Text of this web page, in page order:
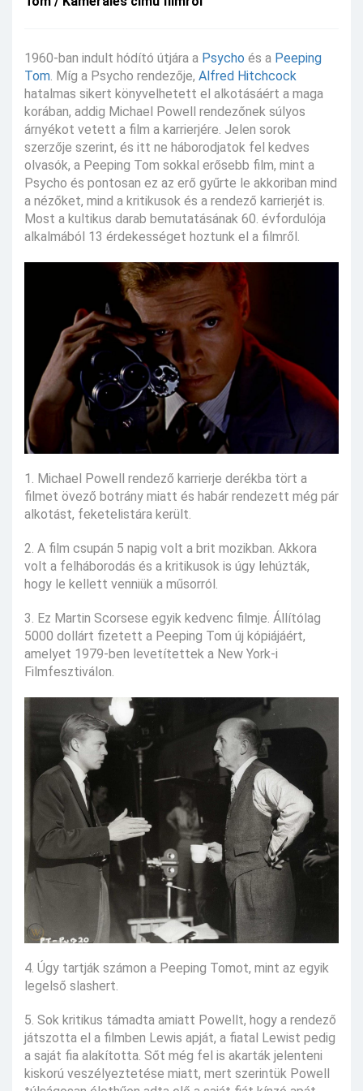
1960-ban indult hódító útjára a Psycho és a Peeping
Tom. Míg a Psycho rendezője, Alfred Hitchcock
hatalmas sikert könyvelhetett el alkotásáért a maga
korában, addig Michael Powell rendezőnek súlyos
árnyékot vetett a film a karrierjére. Jelen sorok
szerzője szerint, és itt ne háborodjatok fel kedves
olvasók, a Peeping Tom sokkal erősebb film, mint a
Psycho és pontosan ez az erő gyűrte le akkoriban mind
a nézőket, mind a kritikusok és a rendező karrierjét is.
Most a kultikus darab bemutatásának 60. évfordulója
alkalmából 13 érdekességet hoztunk el a filmről.
1. Michael Powell rendező karrierje derékba tört a
filmet övező botrány miatt és habár rendezett még pár
alkotást, feketelistára került.
2. A film csupán 5 napig volt a brit mozikban. Akkora
volt a felháborodás és a kritikusok is úgy lehúzták,
hogy le kellett venniük a műsorról.
3. Ez Martin Scorsese egyik kedvenc filmje. Állítólag
5000 dollárt fizetett a Peeping Tom új kópiájáért,
amelyet 1979-ben levetítettek a New York-i
Filmfesztiválon.
4. Úgy tartják számon a Peeping Tomot, mint az egyik
legelső slashert.
5. Sok kritikus támadta amiatt Powellt, hogy a rendező
játszotta el a filmben Lewis apját, a fiatal Lewist pedig
a saját fia alakította. Sőt még fel is akarták jelenteni
kiskorú veszélyeztetése miatt, mert szerintük Powell